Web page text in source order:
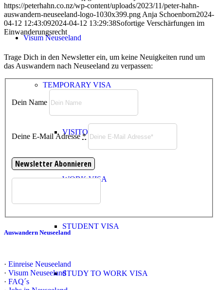
Visum Neuseeland
TEMPORARY VISA
VISITOR VISA
WORK VISA
STUDENT VISA
STUDY TO WORK VISA
https://peterhahn.co.nz/wp-content/uploads/2023/11/peter-hahn-
auswandern-neuseeland-logo-1030x399.png Anja Schoenborn2024-
04-12 12:43:092024-04-12 13:29:38Sofortige Verschärfungen im
Einwanderungsrecht
Trage Dich in den Newsletter ein, um keine Neuigkeiten rund um
das Auswandern nach Neuseeland zu verpassen:
Dein Name
Deine E-Mail Adresse*
Auswandern Neuseeland
· Einreise Neuseeland
· Visum Neuseeland
· FAQ´s